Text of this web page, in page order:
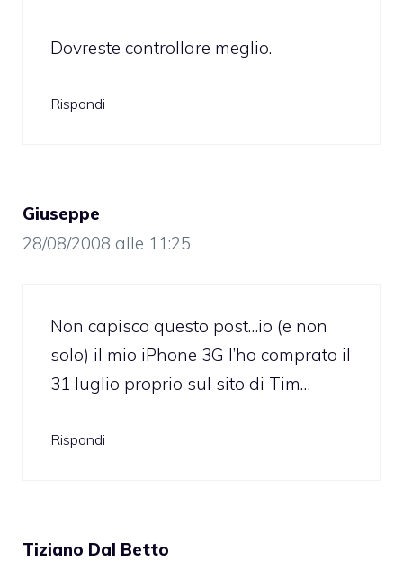
Dovreste controllare meglio.
Rispondi
Giuseppe
28/08/2008 alle 11:25
Non capisco questo post…io (e non
solo) il mio iPhone 3G l’ho comprato il
31 luglio proprio sul sito di Tim…
Rispondi
Tiziano Dal Betto